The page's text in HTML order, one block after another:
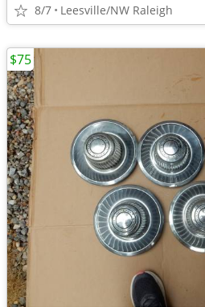
8/7 Leesville/NW Raleigh
$75